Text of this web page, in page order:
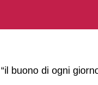
buono di ogni